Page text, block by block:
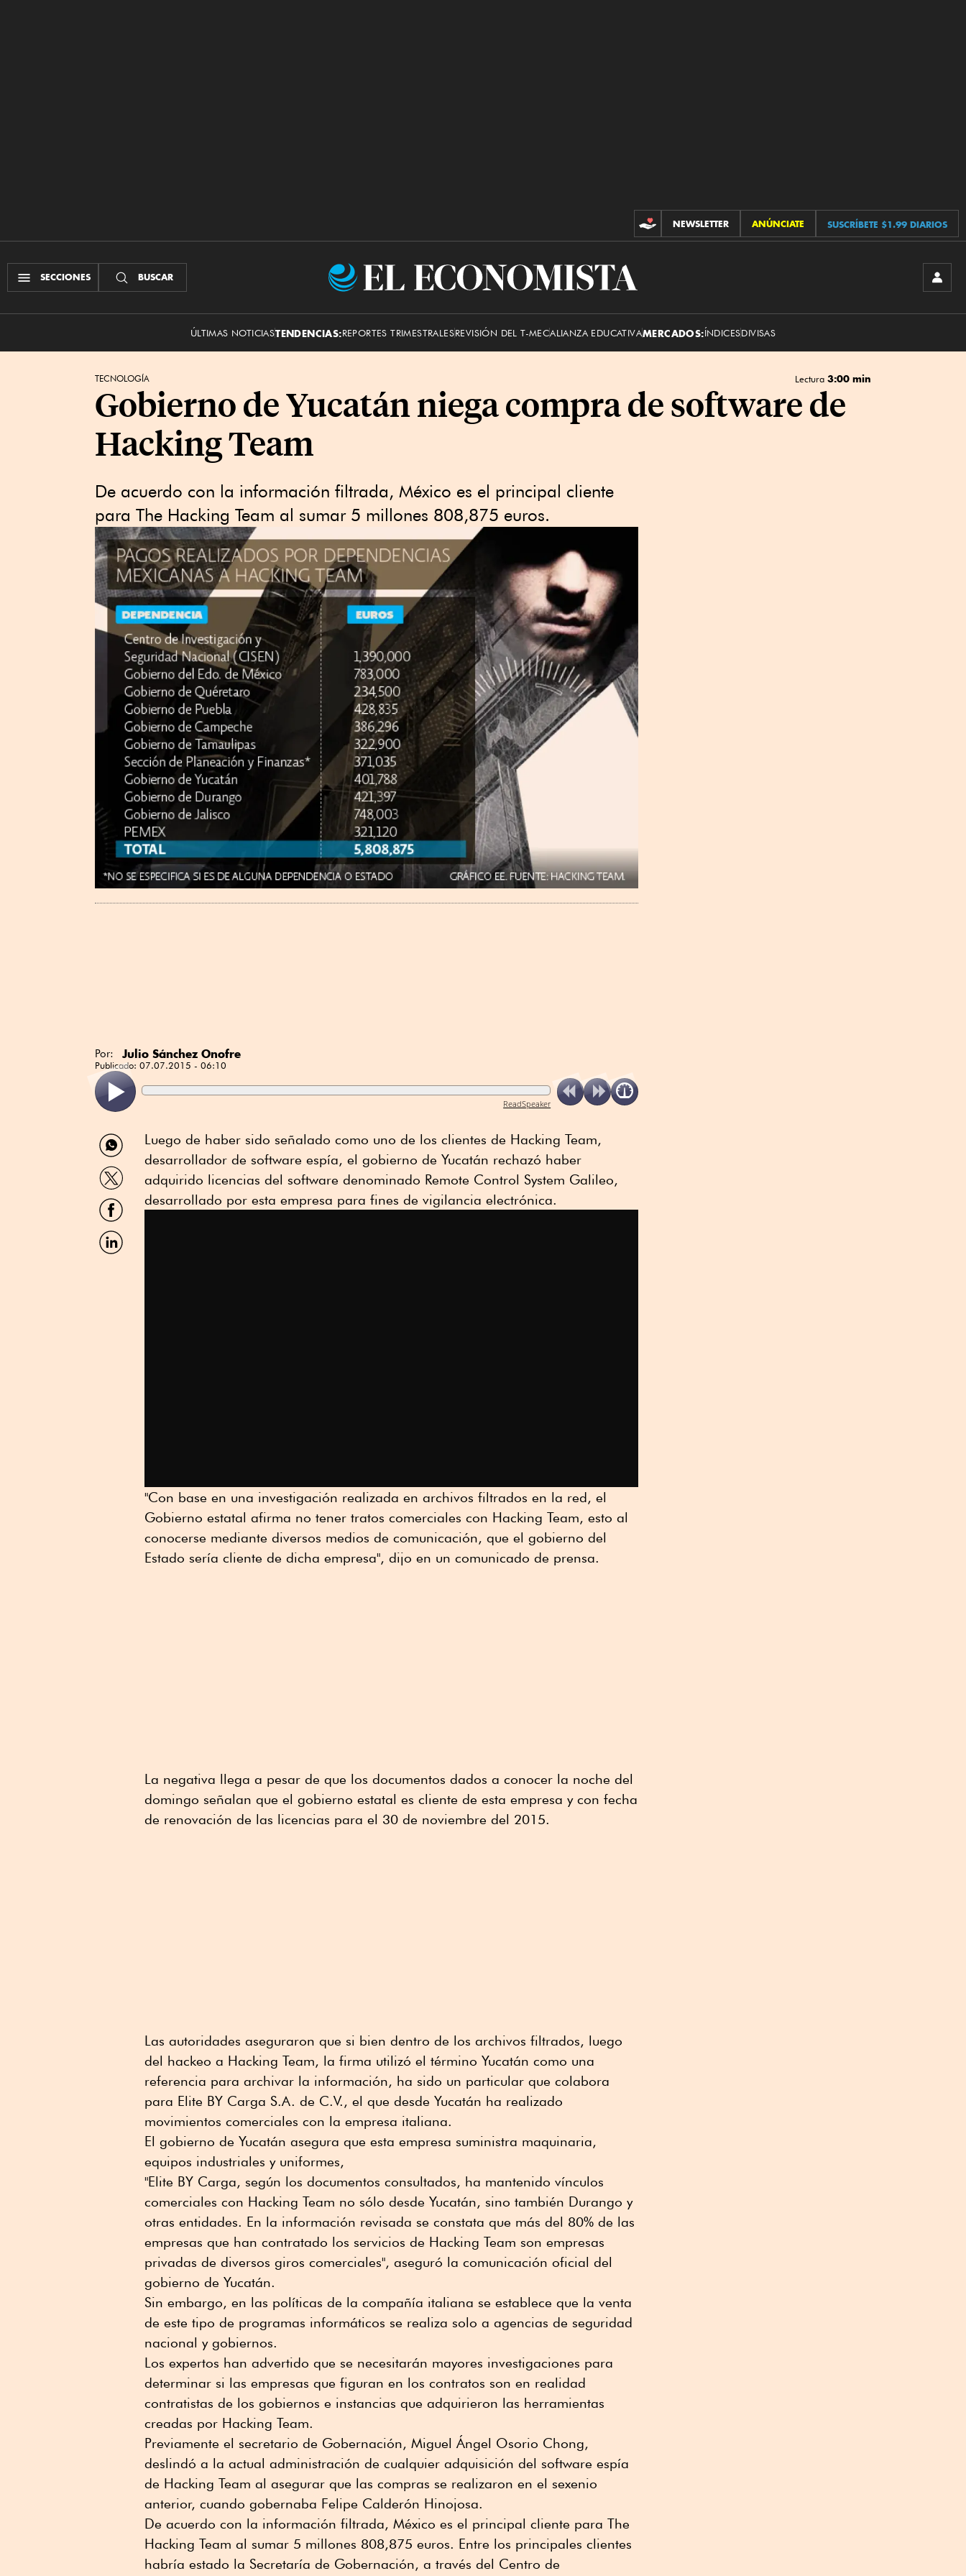
CONTRIBUCIONES
NEWSLETTER ANÚNCIATE SUSCRÍBETE $1.99 DIARIOS
SECCIONES BUSCAR
El
ÚLTIMAS NOTICIASTENDENCIAS:REPORTES TRIMESTRALESREVISIÓN DEL T-MECALIANZA EDUCATIVAMERCADOS:ÍNDICESDIVISAS
TECNOLOGÍA Lectura 3:00 min
Gobierno de Yucatán niega compra de software de
Hacking Team
De acuerdo con la información filtrada, México es el principal cliente
para The Hacking Team al sumar 5 millones 808,875 euros.
Por: Julio Sánchez Onofre
Publicado: 07.07.2015 - 06:10
ReadSpeaker
Compartir
por
WhatsApp
Compartir
por
Twitter
Compartir
por
Facebook
Compartir
por
Luego de haber sido señalado como uno de los clientes de Hacking Team,
desarrollador de software espía, el gobierno de Yucatán rechazó haber
adquirido licencias del software denominado Remote Control System Galileo,
desarrollado por esta empresa para fines de vigilancia electrónica.
"Con base en una investigación realizada en archivos filtrados en la red, el
Gobierno estatal afirma no tener tratos comerciales con Hacking Team, esto al
conocerse mediante diversos medios de comunicación, que el gobierno del
Estado sería cliente de dicha empresa", dijo en un comunicado de prensa.
La negativa llega a pesar de que los documentos dados a conocer la noche del
domingo señalan que el gobierno estatal es cliente de esta empresa y con fecha
de renovación de las licencias para el 30 de noviembre del 2015.
Las autoridades aseguraron que si bien dentro de los archivos filtrados, luego
del hackeo a Hacking Team, la firma utilizó el término Yucatán como una
referencia para archivar la información, ha sido un particular que colabora
para Elite BY Carga S.A. de C.V., el que desde Yucatán ha realizado
movimientos comerciales con la empresa italiana.
El gobierno de Yucatán asegura que esta empresa suministra maquinaria,
equipos industriales y uniformes,
"Elite BY Carga, según los documentos consultados, ha mantenido vínculos
comerciales con Hacking Team no sólo desde Yucatán, sino también Durango y
otras entidades. En la información revisada se constata que más del 80% de las
empresas que han contratado los servicios de Hacking Team son empresas
privadas de diversos giros comerciales", aseguró la comunicación oficial del
gobierno de Yucatán.
Sin embargo, en las políticas de la compañía italiana se establece que la venta
de este tipo de programas informáticos se realiza solo a agencias de seguridad
nacional y gobiernos.
Los expertos han advertido que se necesitarán mayores investigaciones para
determinar si las empresas que figuran en los contratos son en realidad
contratistas de los gobiernos e instancias que adquirieron las herramientas
creadas por Hacking Team.
Previamente el secretario de Gobernación, Miguel Ángel Osorio Chong,
deslindó a la actual administración de cualquier adquisición del software espía
de Hacking Team al asegurar que las compras se realizaron en el sexenio
anterior, cuando gobernaba Felipe Calderón Hinojosa.
De acuerdo con la información filtrada, México es el principal cliente para The
Hacking Team al sumar 5 millones 808,875 euros. Entre los principales clientes
habría estado la Secretaría de Gobernación, a través del Centro de